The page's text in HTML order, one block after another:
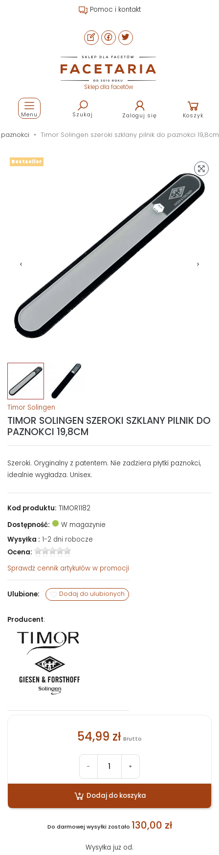
Pomoc i kontakt
Sklep dla facetów
Szukaj Zaloguj się Koszyk
Menu
Timor Solingen szeroki szklany pilnik do paznokci 19,8cm
Bestseller
Timor Solingen
TIMOR SOLINGEN SZEROKI SZKLANY PILNIK DO
PAZNOKCI 19,8CM
Szeroki. Oryginalny z patentem. Nie zadziera płytki paznokci,
idealnie wygładza. Unisex.
Kod produktu: TIMOR1182
Dostępność:
W magazynie
Wysyłka : 1-2 dni robocze
Ocena:
Sprawdź cennik artykułów w promocji
Ulubione: Dodaj do ulubionych
Producent:
54,99 zł Brutto
- +
Dodaj do koszyka
Do darmowej wysyłki zostało 130,00 zł
Wysyłka już od: